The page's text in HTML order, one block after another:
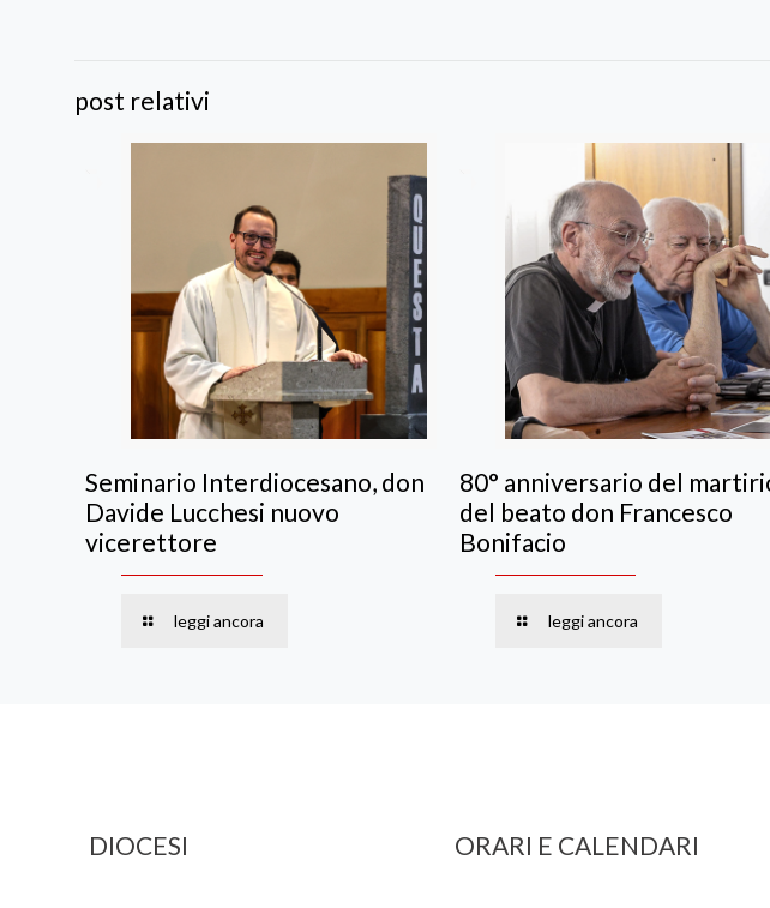
post relativi
Seminario Interdiocesano, don
Davide Lucchesi nuovo
vicerettore
leggi ancora
80° anniversario del
del beato don Francesco
Bonifacio
leggi ancora
DIOCESI ORARI E CALENDARI